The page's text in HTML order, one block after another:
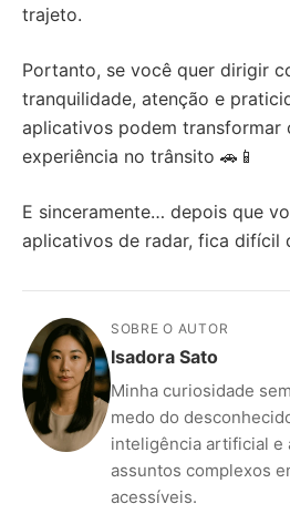
trajeto.
Portanto, se você quer dirigir
tranquilidade, atenção e
aplicativos podem transformar
experiência no trânsito 🚗📱
E sinceramente… depois que
aplicativos de radar, fica difícil
SOBRE O AUTOR
Isadora Sato
Minha curiosidade
medo do
inteligência artificial e
assuntos complexos
acessíveis.